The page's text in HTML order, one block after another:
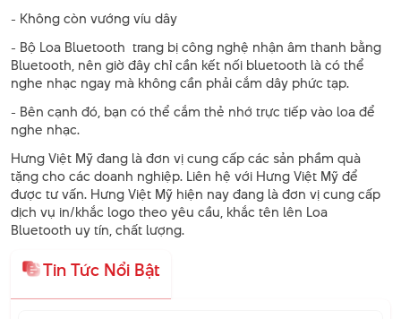
- Không còn vướng víu dây
- Bộ Loa Bluetooth trang bị công nghệ nhận âm thanh bằng
Bluetooth, nên giờ đây chỉ cần kết nối bluetooth là có thể
nghe nhạc ngay mà không cần phải cắm dây phức tạp.
- Bên cạnh đó, bạn có thể cắm thẻ nhớ trực tiếp vào loa để
nghe nhạc.
Hưng Việt Mỹ đang là đơn vị cung cấp các sản phầm quà
tặng cho các doanh nghiệp. Liên hệ với Hưng Việt Mỹ để
được tư vấn. Hưng Việt Mỹ hiện nay đang là đơn vị cung cấp
dịch vụ in/khắc logo theo yêu cầu, khắc tên lên Loa
Bluetooth uy tín, chất lượng.
Tin Tức Nổi Bật